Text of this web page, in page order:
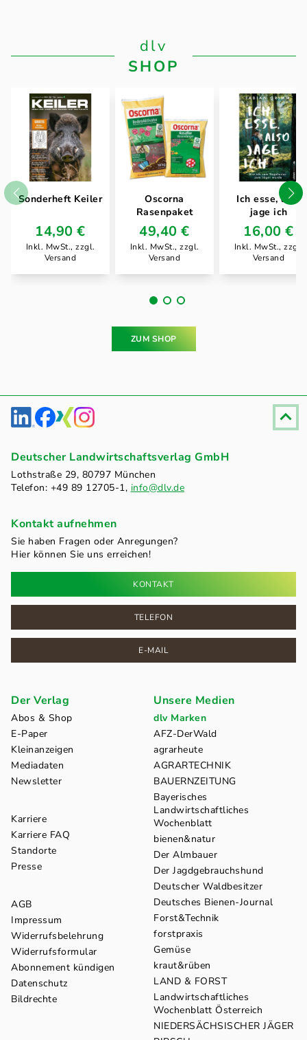
dlv
SHOP
Sonderheft Keiler
14,90 €
Inkl. MwSt., zzgl.
Versand
Oscorna
Rasenpaket
49,40 €
Inkl. MwSt., zzgl.
Versand
Ich esse, also
jage ich
16,00 €
Inkl. MwSt., zzgl.
Versand
ZUM SHOP
Fußzeile
Deutscher Landwirtschaftsverlag GmbH
Lothstraße 29, 80797 München
Telefon: +49 89 12705-1, info@dlv.de
Kontakt aufnehmen
Sie haben Fragen oder Anregungen?
Hier können Sie uns erreichen!
KONTAKT
TELEFON
E-MAIL
Der Verlag
Abos & Shop
E-Paper
Kleinanzeigen
Mediadaten
Newsletter
Karriere
Karriere FAQ
Standorte
Presse
AGB
Impressum
Widerrufsbelehrung
Widerrufsformular
Abonnement kündigen
Datenschutz
Bildrechte
Unsere Medien
dlv Marken
AFZ-DerWald
agrarheute
AGRARTECHNIK
BAUERNZEITUNG
Bayerisches
Landwirtschaftliches
Wochenblatt
bienen&natur
Der Almbauer
Der Jagdgebrauchshund
Deutscher Waldbesitzer
Deutsches Bienen-Journal
Forst&Technik
forstpraxis
Gemüse
kraut&rüben
LAND & FORST
Landwirtschaftliches
Wochenblatt Österreich
NIEDERSÄCHSISCHER JÄGER